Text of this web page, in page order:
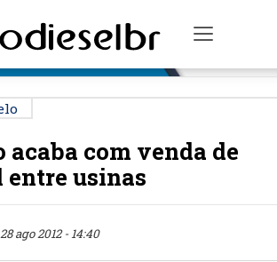
Toggle
acaba com venda de
entre usinas
28 ago 2012 - 14:40